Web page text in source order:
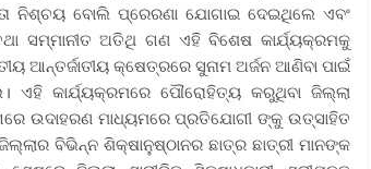
ନିଶ୍ଚୟ ବୋଲି ପ୍ରେରଣା ଯୋଗାଇ ଦେଇଥିଲେ ଏବଂ
ସମ୍ମାନୀତ ଅତିଥି ଗଣ ଏହି ବିଶେଷ କାର୍ଯ୍ୟକ୍ରମକୁ
ଆନ୍ତର୍ଜାତୀୟ କ୍ଷେତ୍ରରେ ସୁନାମ ଅର୍ଜନ ଆଣିବା ପାଇଁ
କାର୍ଯ୍ୟକ୍ରମରେ ପୌରୋହିତ୍ୟ କରୁଥିବା ଜିଲ୍ଲା
ଉଦାହରଣ ମାଧ୍ୟମରେ ପ୍ରତିଯୋଗୀ ଙ୍କୁ ଉତ୍ସାହିତ
ବିଭିନ୍ନ ଶିକ୍ଷାନୁଷ୍ଠାନର ଛାତ୍ର ଛାତ୍ରୀ ମାନଙ୍କ